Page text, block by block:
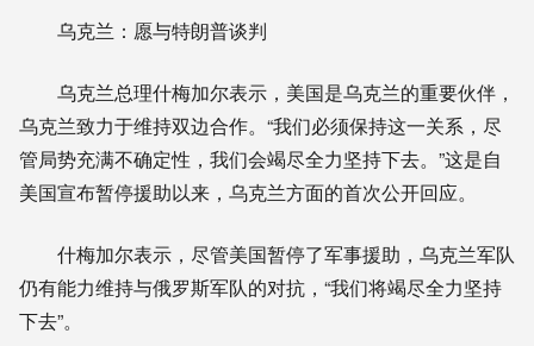
乌克兰：愿与特朗普谈判
乌克兰总理什梅加尔表示，美国是乌克兰的重要伙伴，
乌克兰致力于维持双边合作。“我们必须保持这一关系，尽
管局势充满不确定性，我们会竭尽全力坚持下去。”这是自
美国宣布暂停援助以来，乌克兰方面的首次公开回应。
什梅加尔表示，尽管美国暂停了军事援助，乌克兰军队
仍有能力维持与俄罗斯军队的对抗，“我们将竭尽全力坚持
下去”。